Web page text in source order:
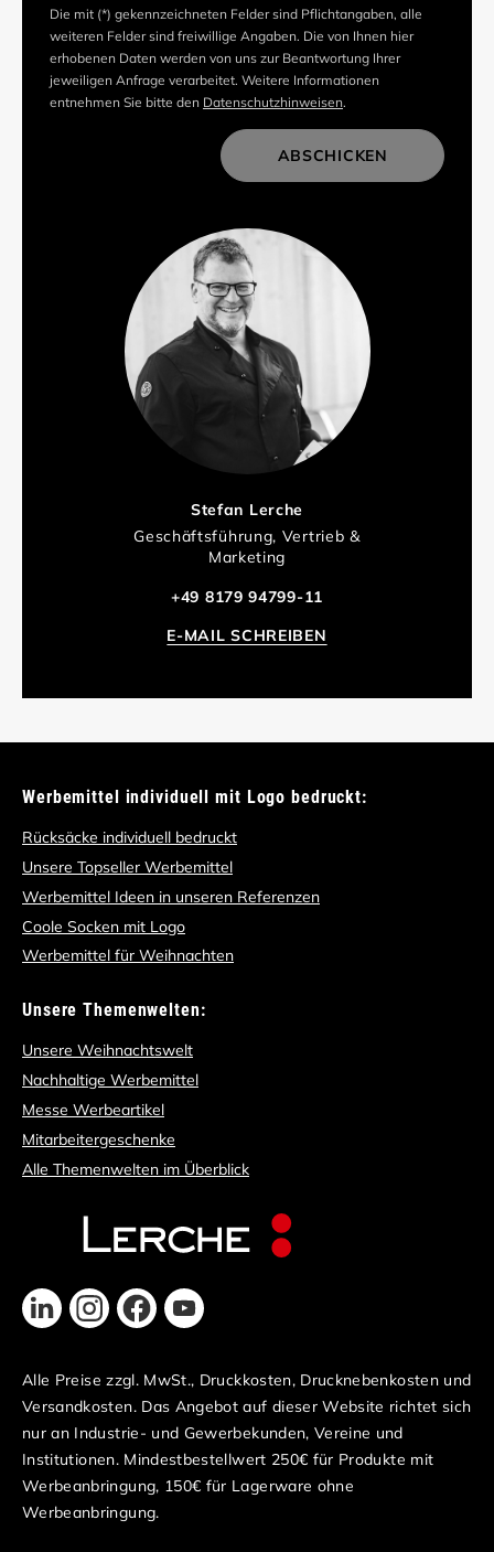
Stefan Lerche
Geschäftsführung, Vertrieb &
Marketing
+49 8179 94799-11
E-MAIL SCHREIBEN
Die mit (*) gekennzeichneten Felder sind Pflichtangaben, alle
weiteren Felder sind freiwillige Angaben. Die von Ihnen hier
erhobenen Daten werden von uns zur Beantwortung Ihrer
jeweiligen Anfrage verarbeitet. Weitere Informationen
entnehmen Sie bitte den Datenschutzhinweisen.
ABSCHICKEN
Werbemittel individuell mit Logo bedruckt:
Rücksäcke individuell bedruckt
Unsere Topseller Werbemittel
Werbemittel Ideen in unseren Referenzen
Coole Socken mit Logo
Werbemittel für Weihnachten
Unsere Themenwelten:
Unsere Weihnachtswelt
Nachhaltige Werbemittel
Messe Werbeartikel
Mitarbeitergeschenke
Alle Themenwelten im Überblick
Alle Preise zzgl. MwSt., Druckkosten, Drucknebenkosten und
Versandkosten. Das Angebot auf dieser Website richtet sich
nur an Industrie- und Gewerbekunden, Vereine und
Institutionen. Mindestbestellwert 250€ für Produkte mit
Werbeanbringung, 150€ für Lagerware ohne
Werbeanbringung.